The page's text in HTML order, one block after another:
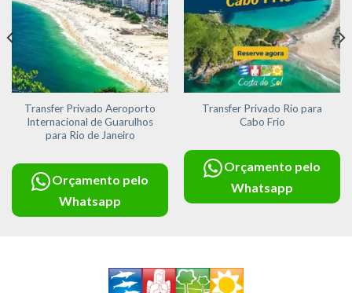
Transfer Privado Aeroporto
Internacional de Guarulhos
para Rio de Janeiro
Orçamento pelo
Whatsapp
Transfer Privado Rio para
Cabo Frio
Orçamento pelo
Whatsapp